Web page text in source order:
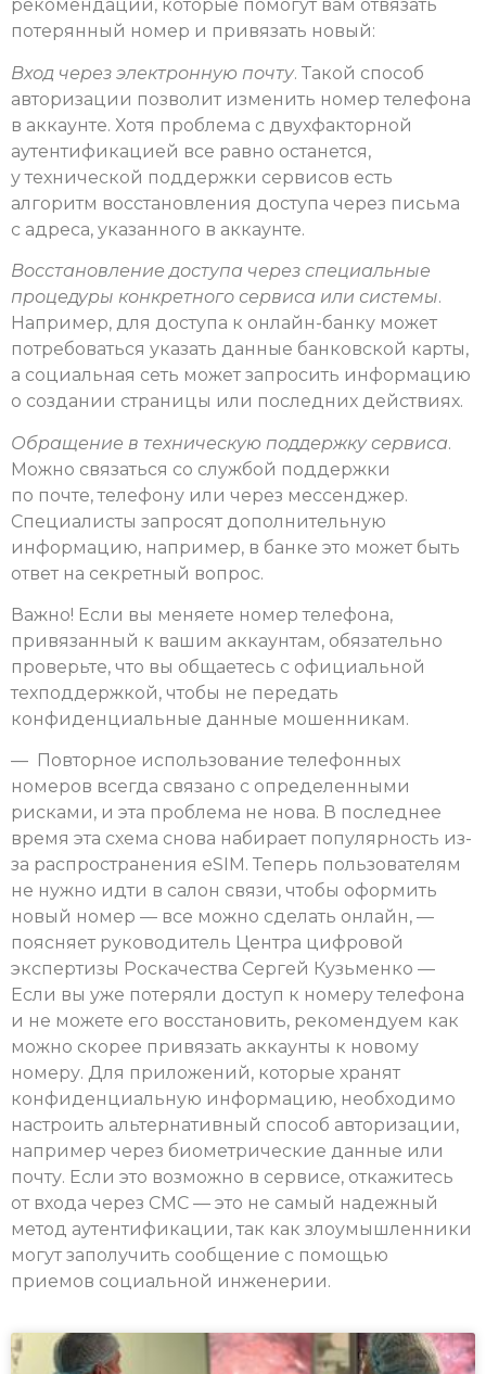
рекомендаций, которые помогут вам отвязать
потерянный номер и привязать новый:
Вход через электронную почту. Такой способ
авторизации позволит изменить номер телефона
в аккаунте. Хотя проблема с двухфакторной
аутентификацией все равно останется,
у технической поддержки сервисов есть
алгоритм восстановления доступа через письма
с адреса, указанного в аккаунте.
Восстановление доступа через специальные
процедуры конкретного сервиса или системы.
Например, для доступа к онлайн-банку может
потребоваться указать данные банковской карты,
а социальная сеть может запросить информацию
о создании страницы или последних действиях.
Обращение в техническую поддержку сервиса.
Можно связаться со службой поддержки
по почте, телефону или через мессенджер.
Специалисты запросят дополнительную
информацию, например, в банке это может быть
ответ на секретный вопрос.
Важно! Если вы меняете номер телефона,
привязанный к вашим аккаунтам, обязательно
проверьте, что вы общаетесь с официальной
техподдержкой, чтобы не передать
конфиденциальные данные мошенникам.
— Повторное использование телефонных
номеров всегда связано с определенными
рисками, и эта проблема не нова. В последнее
время эта схема снова набирает популярность из-
за распространения eSIM. Теперь пользователям
не нужно идти в салон связи, чтобы оформить
новый номер — все можно сделать онлайн, —
поясняет руководитель Центра цифровой
экспертизы Роскачества Сергей Кузьменко —
Если вы уже потеряли доступ к номеру телефона
и не можете его восстановить, рекомендуем как
можно скорее привязать аккаунты к новому
номеру. Для приложений, которые хранят
конфиденциальную информацию, необходимо
настроить альтернативный способ авторизации,
например через биометрические данные или
почту. Если это возможно в сервисе, откажитесь
от входа через СМС — это не самый надежный
метод аутентификации, так как злоумышленники
могут заполучить сообщение с помощью
приемов социальной инженерии.